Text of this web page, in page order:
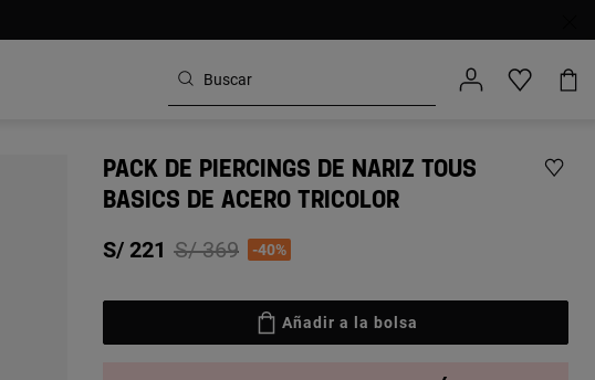
PACK DE PIERCINGS DE NARIZ TOUS
BASICS DE ACERO TRICOLOR
S/ 221 Price reduced from
S/ 369to-40%
Añadir a la bolsa